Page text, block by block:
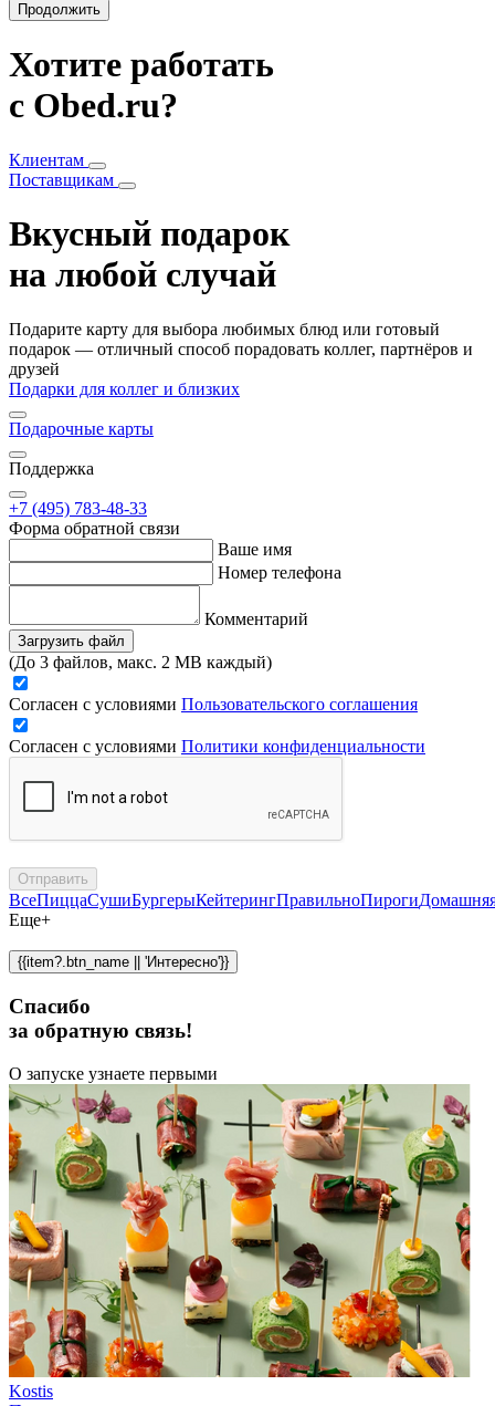
Продолжить
Хотите работать
с Obed.ru?
Клиентам
Поставщикам
Вкусный подарок
на любой случай
Подарите карту для выбора любимых блюд или готовый
подарок — отличный способ порадовать коллег, партнёров и
друзей
Подарки для коллег и близких
Подарочные карты
Поддержка
+7 (495) 783-48-33
Форма обратной связи
Ваше имя
Номер телефона
Комментарий
Загрузить файл
(До 3 файлов, макс. 2 MB каждый)
Согласен с условиями Пользовательского соглашения
Согласен с условиями Политики конфиденциальности
Отправить
ВсеПиццаСушиБургерыКейтерингПравильноПироги
Еще+
{{item?.btn_name || 'Интересно'}}
Спасибо
за обратную связь!
О запуске узнаете первыми
Kostis